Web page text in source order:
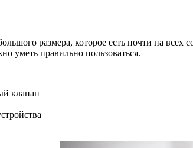
размера, которое есть почти на
уметь правильно пользоваться.
клапан